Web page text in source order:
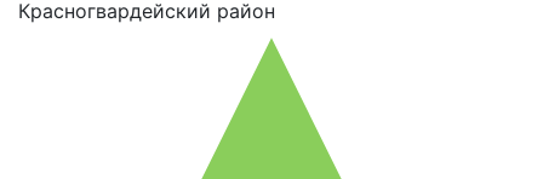
Красногвардейский район